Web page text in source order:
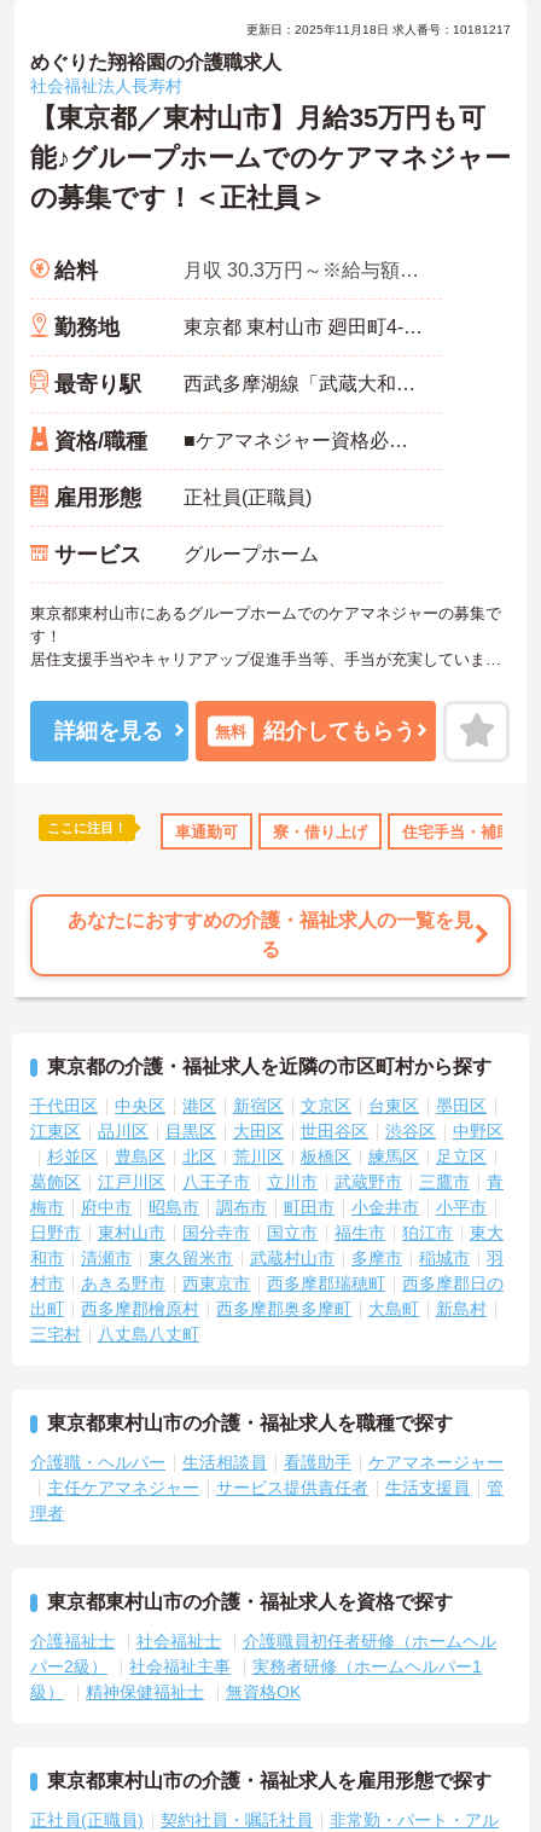
更新日：2025年11月18日 求人番号：10181217
めぐりた翔裕園の介護職求人
社会福祉法人長寿村
【東京都／東村山市】月給35万円も可
能♪グループホームでのケアマネジャー
の募集です！＜正社員＞
給料 月収 30.3万円～※給与額は経験年数・勤務実績などを考慮して決定
勤務地 東京都 東村山市 廻田町4-4-1
最寄り駅 西武多摩湖線「武蔵大和駅」徒歩12分
資格/職種 ■ケアマネジャー資格必須 ■経験不問
雇用形態 正社員(正職員)
サービス グループホーム
東京都東村山市にあるグループホームでのケアマネジャーの募集で
す！
居住支援手当やキャリアアップ促進手当等、手当が充実しています
研修充実でスキルアップも図れます！また無料駐車場つきでマイカ
ー通勤もOKなので、通勤ラクラクです☆
ご興味のある方には、面接対策ポイントなど、さらに詳細をお話し
詳細を見る 無料 紹介してもらう
ここに注目！ 車通勤可 寮・借り上げ 住宅手当・補助
あなたにおすすめの介護・福祉求人の一覧を見
る
東京都の介護・福祉求人を近隣の市区町村から探す
千代田区 中央区 港区 新宿区 文京区 台東区
墨田区
江東区
品川区 目黒区 大田区 世田谷区 渋谷区
中野区
杉並区
豊島区 北区 荒川区 板橋区 練馬区
足立区
葛飾区
江戸川区 八王子市 立川市 武蔵野市 三鷹市
青
梅市
府中市 昭島市 調布市 町田市 小金井市
小平市
日野市
東村山市 国分寺市 国立市 福生市 狛江市
東大
和市
清瀬市 東久留米市 武蔵村山市 多摩市 稲城市
羽
村市
あきる野市 西東京市 西多摩郡瑞穂町
西多摩郡日の
出町
西多摩郡檜原村 西多摩郡奥多摩町 大島町
新島村
三宅村
八丈島八丈町
東京都東村山市の介護・福祉求人を職種で探す
介護職・ヘルパー 生活相談員 看護助手
ケアマネージャー
主任ケアマネジャー
サービス提供責任者 生活支援員
管
理者
東京都東村山市の介護・福祉求人を資格で探す
介護福祉士 社会福祉士
介護職員初任者研修（ホームヘル
パー2級）
社会福祉主事
実務者研修（ホームヘルパー1
級）
精神保健福祉士 無資格OK
東京都東村山市の介護・福祉求人を雇用形態で探す
正社員(正職員) 契約社員・嘱託社員
非常勤・パート・アル